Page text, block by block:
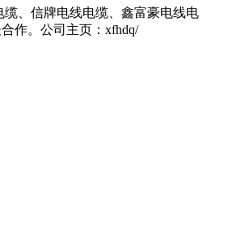
缆、信牌电线电缆、鑫富豪电线电
作。公司主页：xfhdq/